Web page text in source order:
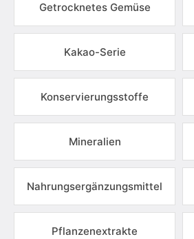
Getrocknetes Gemüse
Kakao-Serie
Konservierungsstoffe
Mineralien
Nahrungsergänzungsmittel
Pflanzenextrakte